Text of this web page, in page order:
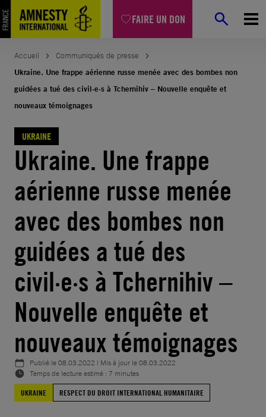
FAIRE UN DON
Aller
au
contenu
Accueil
Communiqués de presse
Ukraine. Une frappe aérienne russe menée avec des bombes non
guidées a tué des civil·e·s à Tchernihiv – Nouvelle enquête et
nouveaux témoignages
UKRAINE
Ukraine. Une frappe
aérienne russe menée
avec des bombes non
guidées a tué des
civil·e·s à Tchernihiv –
Nouvelle enquête et
nouveaux témoignages
Publié le08.03.2022 | Mis à jour le08.03.2022
Temps de lecture estimé : 7 minutes
UKRAINE
RESPECT DU DROIT INTERNATIONAL HUMANITAIRE